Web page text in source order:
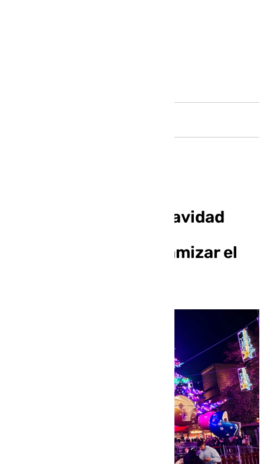
Granada tiene esta Navidad
actividades para dinamizar el